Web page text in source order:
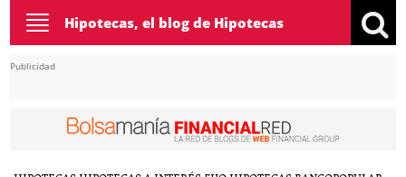
Toggle
navigation
Hipotecas, el blog de Hipotecas
Publicidad